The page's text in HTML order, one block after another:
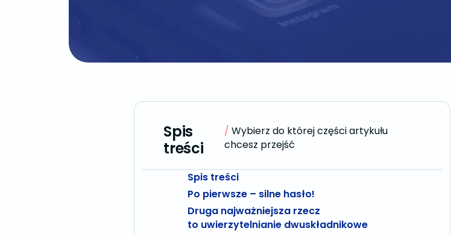
Spis
treści
Wybierz do której części artykułu
chcesz przejść
Spis treści
Po pierwsze – silne hasło!
Druga najważniejsza rzecz
to uwierzytelnianie dwuskładnikowe